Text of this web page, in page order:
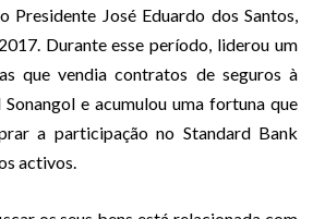
Presidente José Eduardo dos Santos,
Durante esse período, liderou um
que vendia contratos de seguros à
e acumulou uma fortuna que
a participação no Standard Bank
activos.